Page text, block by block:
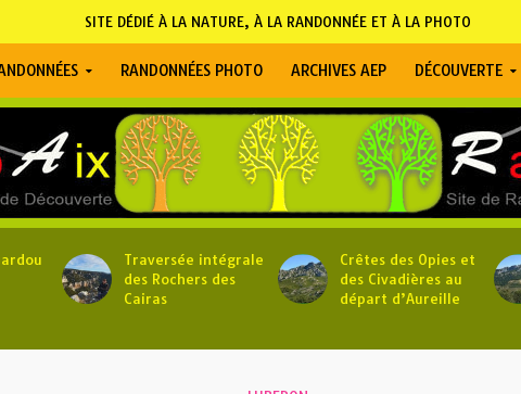
SITE DÉDIÉ À LA NATURE, À LA RANDONNÉE ET À LA PHOTO
RANDONNÉES PHOTO ARCHIVES AEP DÉCOUVERTE
Traversée intégrale
des Rochers des
Cairas
Crêtes des Opies et
des Civadières au
départ d’Aureille